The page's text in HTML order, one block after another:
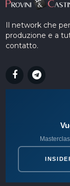
Il network che
produzione e a
contatto.